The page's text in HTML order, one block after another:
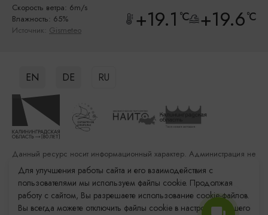
Скорость ветра: 6m/s
Влажность: 65%
Источник: Gismeteo +19.1 °C +19.6°C
EN DE RU
Данный ресурс носит информационный характер. Администрация не
несет ответственности за качество услуг, предоставленных
сторонними организациями
Разработка сайта: «Решение»
Продвижение сайта: Remarka Agency
Для улучшения работы сайта и его взаимодействия с
пользователями мы используем файлы cookie. Продолжая
работу с сайтом, Вы разрешаете использование cookie-файлов.
Вы всегда можете отключить файлы cookie в настройках Вашего